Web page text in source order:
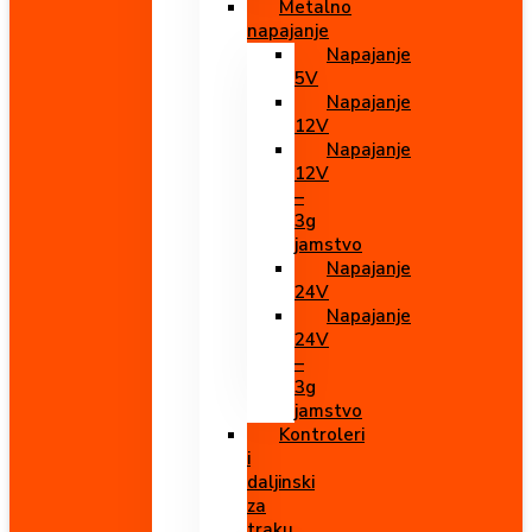
Metalno
napajanje
Napajanje
5V
Napajanje
12V
Napajanje
12V
–
3g
jamstvo
Napajanje
24V
Napajanje
24V
–
3g
jamstvo
Kontroleri
i
daljinski
za